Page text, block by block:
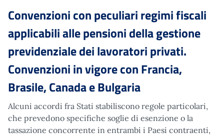
Convenzioni con peculiari regimi fiscali
applicabili alle pensioni della gestione
previdenziale dei lavoratori privati.
Convenzioni in vigore con Francia,
Brasile, Canada e Bulgaria
Alcuni accordi fra Stati stabiliscono regole particolari,
che prevedono specifiche soglie di esenzione o la
tassazione concorrente in entrambi i Paesi contraenti,